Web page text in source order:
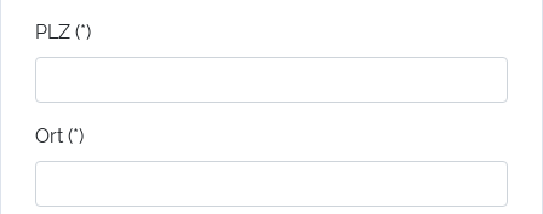
PLZ (*)
Ort (*)